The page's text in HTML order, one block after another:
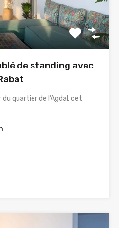
de standing avec
quartier de l’Agdal, cet